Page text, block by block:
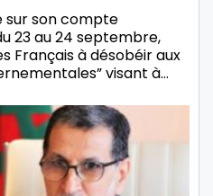
sur son compte
23 au 24 septembre,
Français à désobéir aux
visant à…